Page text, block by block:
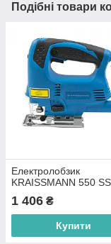
Подібні товари
Електролобзик
KRAISSMANN 550
1 406 ₴
Купити